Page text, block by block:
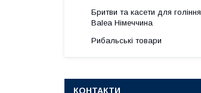
Бритви та касети для гоління
Balea Німеччина
Рибальські товари
КОНТАКТИ